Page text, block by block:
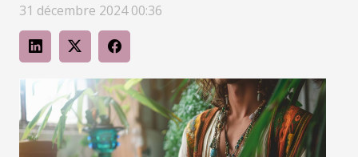
31 décembre 2024 00:36